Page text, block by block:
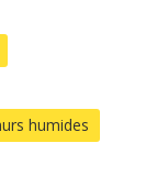
humides